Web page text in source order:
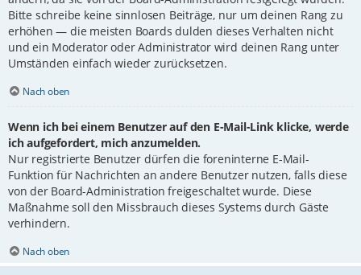
Bitte schreibe keine sinnlosen Beiträge, nur um deinen Rang zu
erhöhen — die meisten Boards dulden dieses Verhalten nicht
und ein Moderator oder Administrator wird deinen Rang unter
Umständen einfach wieder zurücksetzen.
Nach oben
Wenn ich bei einem Benutzer auf den E-Mail-Link klicke, werde
ich aufgefordert, mich anzumelden.
Nur registrierte Benutzer dürfen die foreninterne E-Mail-
Funktion für Nachrichten an andere Benutzer nutzen, falls diese
von der Board-Administration freigeschaltet wurde. Diese
Maßnahme soll den Missbrauch dieses Systems durch Gäste
verhindern.
Nach oben